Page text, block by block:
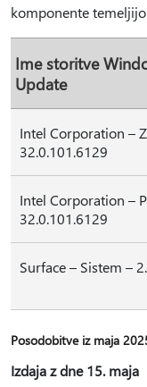
komponente
Ime storitve
Update
Intel Corporation –
32.0.101.6129
Intel Corporation –
32.0.101.6129
Surface – Sistem –
Posodobitve iz maja
Izdaja z dne 15. maja